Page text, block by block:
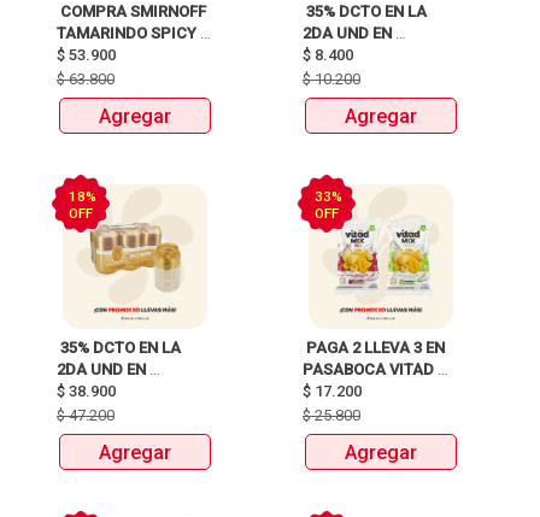
COMPRA SMIRNOFF
TAMARINDO SPICY
X750ml Y LLEVATE
DETODITO 165GR o
150GR
$ 53.900
$63.800
Agregar
35% DCTO EN LA
2DA UND EN
CERVEZA CLUB
COLOMBIA LATA
X330ml
$ 8.400
$10.200
Agregar
18%
OFF
35% DCTO EN LA
2DA UND EN
CERVEZA CLUB
COLOMBIA 330 ML
LATA X 6 UNIDADES
ANTES:$47.200
$ 38.900
$47.200
Agregar
33%
OFF
PAGA 2 LLEVA 3 EN
PASABOCA VITAD
$ 17.200
$25.800
Agregar